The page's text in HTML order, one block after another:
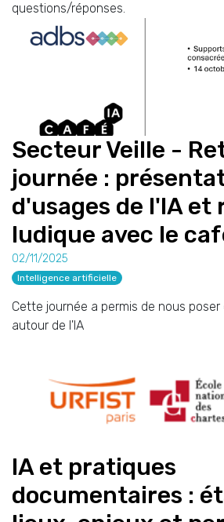
questions/réponses.
Secteur Veille -
journée :
d'usages de l'IA et
ludique avec le
02/11/2025
Intelligence artificielle
Cette journée a permis de nous
autour de l'IA
IA et pratiques
documentaires :